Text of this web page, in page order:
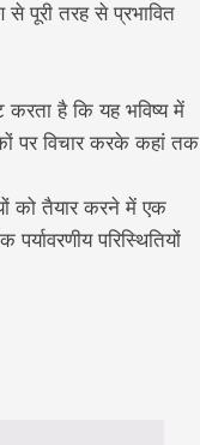
से पूरी तरह से प्रभावित
करता है कि यह भविष्य में
पर विचार करके कहां तक
को तैयार करने में एक
परिस्थितियों